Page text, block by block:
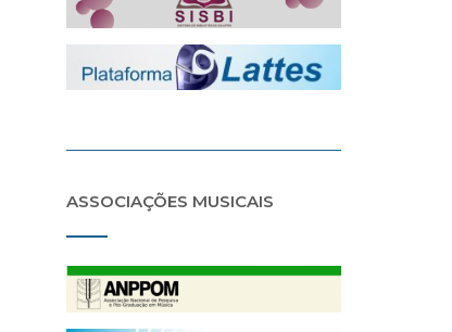
ASSOCIAÇÕES MUSICAIS